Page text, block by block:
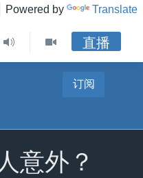
Powered by Translate
直播
订阅
意外？